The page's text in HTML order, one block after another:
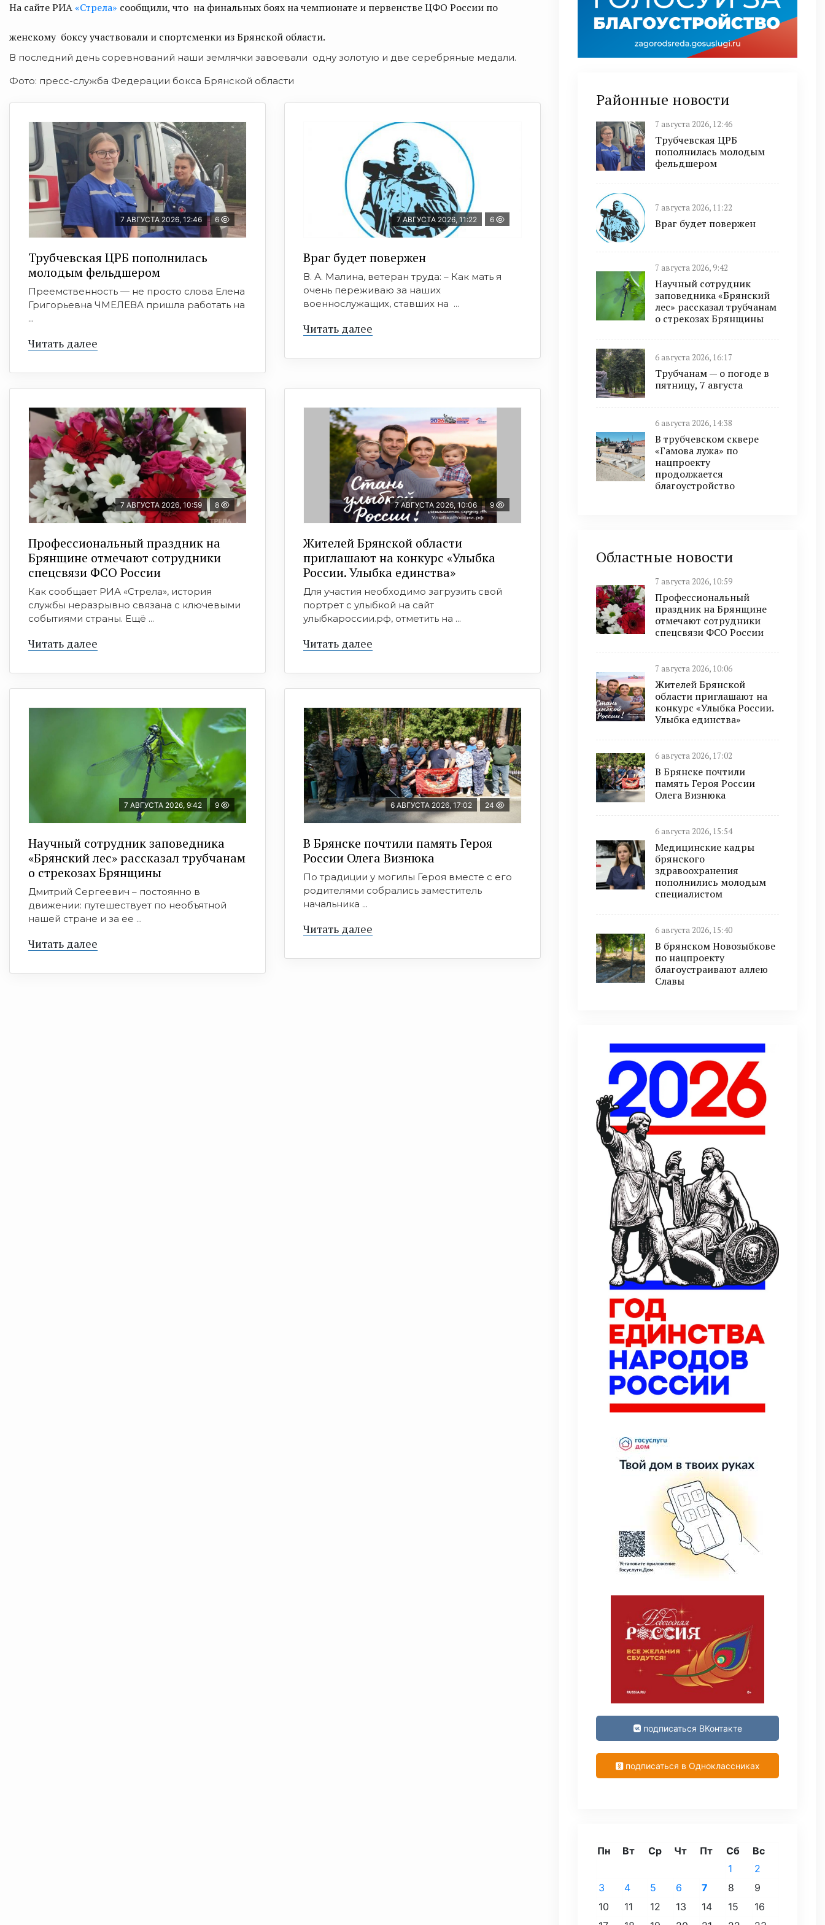
На сайте РИА«Стрела» сообщили, что на финальных боях на чемпионате и первенстве ЦФО России по
женскому боксу участвовали и спортсменки из Брянской области.
В последний день соревнований наши землячки завоевали одну золотую и две серебряные медали.
Фото: пресс-служба Федерации бокса Брянской области
7 АВГУСТА 2026, 12:46 6
Трубчевская ЦРБ пополнилась
молодым фельдшером
Преемственность — не просто слова Елена
Григорьевна ЧМЕЛЕВА пришла работать на
...
Читать далее
7 АВГУСТА 2026, 11:22 6
Враг будет повержен
В. А. Малина, ветеран труда: – Как мать я
очень переживаю за наших
военнослужащих, ставших на ...
Читать далее
7 АВГУСТА 2026, 10:59 8
Профессиональный праздник на
Брянщине отмечают сотрудники
спецсвязи ФСО России
Как сообщает РИА «Стрела», история
службы неразрывно связана с ключевыми
событиями страны. Ещё ...
Читать далее
7 АВГУСТА 2026, 10:06 9
Жителей Брянской области
приглашают на конкурс «Улыбка
России. Улыбка единства»
Для участия необходимо загрузить свой
портрет с улыбкой на сайт
улыбкароссии.рф, отметить на ...
Читать далее
7 АВГУСТА 2026, 9:42 9
Научный сотрудник заповедника
«Брянский лес» рассказал трубчанам
о стрекозах Брянщины
Дмитрий Сергеевич – постоянно в
движении: путешествует по необъятной
нашей стране и за ее ...
Читать далее
6 АВГУСТА 2026, 17:02 24
В Брянске почтили память Героя
России Олега Визнюка
По традиции у могилы Героя вместе с его
родителями собрались заместитель
начальника ...
Читать далее
Районные новости
7 августа 2026, 12:46
Трубчевская ЦРБ
пополнилась молодым
фельдшером
7 августа 2026, 11:22
Враг будет повержен
7 августа 2026, 9:42
Научный сотрудник
заповедника «Брянский
лес» рассказал трубчанам
о стрекозах Брянщины
6 августа 2026, 16:17
Трубчанам — о погоде в
пятницу, 7 августа
6 августа 2026, 14:38
В трубчевском сквере
«Гамова лужа» по
нацпроекту
продолжается
благоустройство
Областные новости
7 августа 2026, 10:59
Профессиональный
праздник на Брянщине
отмечают сотрудники
спецсвязи ФСО России
7 августа 2026, 10:06
Жителей Брянской
области приглашают на
конкурс «Улыбка России.
Улыбка единства»
6 августа 2026, 17:02
В Брянске почтили
память Героя России
Олега Визнюка
6 августа 2026, 15:54
Медицинские кадры
брянского
здравоохранения
пополнились молодым
специалистом
6 августа 2026, 15:40
В брянском Новозыбкове
по нацпроекту
благоустраивают аллею
Славы
подписаться ВКонтакте
подписаться в Одноклассниках
Пн Вт Ср Чт Пт Сб
Вс
1
2
3
4 5 6 7 8
9
10
11 12 13 14 15
16